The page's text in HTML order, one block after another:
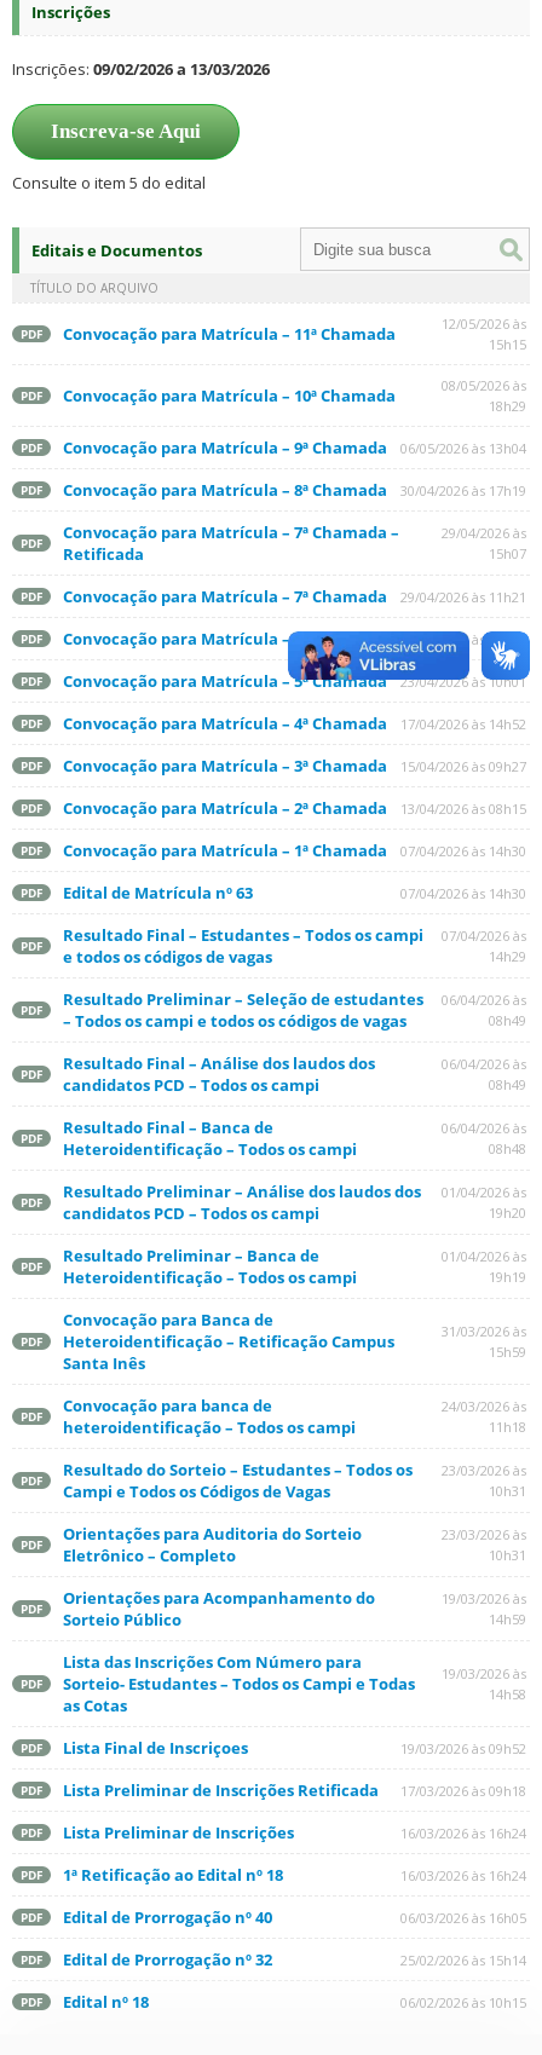
Inscrições
Inscrições: 09/02/2026 a 13/03/2026
Inscreva-se Aqui
Consulte o item 5 do edital
Editais e Documentos
TÍTULO DO ARQUIVO
PDF Convocação para Matrícula – 11ª Chamada
12/05/2026 às
15h15
PDF Convocação para Matrícula – 10ª Chamada
08/05/2026 às
18h29
PDF Convocação para Matrícula – 9ª Chamada 06/05/2026 às 13h04
PDF Convocação para Matrícula – 8ª Chamada 30/04/2026 às 17h19
PDF
Convocação para Matrícula – 7ª Chamada –
Retificada
29/04/2026 às
15h07
PDF Convocação para Matrícula – 7ª Chamada 29/04/2026 às 11h21
PDF Convocação para Matrícula – 6ª Chamada 27/04/2026 às 10h08
PDF Convocação para Matrícula – 5ª Chamada 23/04/2026 às 10h01
PDF Convocação para Matrícula – 4ª Chamada 17/04/2026 às 14h52
PDF Convocação para Matrícula – 3ª Chamada 15/04/2026 às 09h27
PDF Convocação para Matrícula – 2ª Chamada 13/04/2026 às 08h15
PDF Convocação para Matrícula – 1ª Chamada 07/04/2026 às 14h30
PDF Edital de Matrícula nº 63 07/04/2026 às 14h30
PDF
Resultado Final – Estudantes – Todos os campi
e todos os códigos de vagas
07/04/2026 às
14h29
PDF
Resultado Preliminar – Seleção de estudantes
– Todos os campi e todos os códigos de vagas
06/04/2026 às
08h49
PDF
Resultado Final – Análise dos laudos dos
candidatos PCD – Todos os campi
06/04/2026 às
08h49
PDF
Resultado Final – Banca de
Heteroidentificação – Todos os campi
06/04/2026 às
08h48
PDF
Resultado Preliminar – Análise dos laudos dos
candidatos PCD – Todos os campi
01/04/2026 às
19h20
PDF
Resultado Preliminar – Banca de
Heteroidentificação – Todos os campi
01/04/2026 às
19h19
PDF
Convocação para Banca de
Heteroidentificação – Retificação Campus
Santa Inês
31/03/2026 às
15h59
PDF
Convocação para banca de
heteroidentificação – Todos os campi
24/03/2026 às
11h18
PDF
Resultado do Sorteio – Estudantes – Todos os
Campi e Todos os Códigos de Vagas
23/03/2026 às
10h31
PDF
Orientações para Auditoria do Sorteio
Eletrônico – Completo
23/03/2026 às
10h31
PDF
Orientações para Acompanhamento do
Sorteio Público
19/03/2026 às
14h59
PDF
Lista das Inscrições Com Número para
Sorteio- Estudantes – Todos os Campi e Todas
as Cotas
19/03/2026 às
14h58
PDF Lista Final de Inscriçoes 19/03/2026 às 09h52
PDF Lista Preliminar de Inscrições Retificada 17/03/2026 às 09h18
PDF Lista Preliminar de Inscrições 16/03/2026 às 16h24
PDF 1ª Retificação ao Edital nº 18 16/03/2026 às 16h24
PDF Edital de Prorrogação nº 40 06/03/2026 às 16h05
PDF Edital de Prorrogação nº 32 25/02/2026 às 15h14
PDF Edital nº 18 06/02/2026 às 10h15